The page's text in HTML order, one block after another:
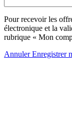
Pour recevoir les
électronique et la
rubrique « Mon
AnnulerEnregistrer